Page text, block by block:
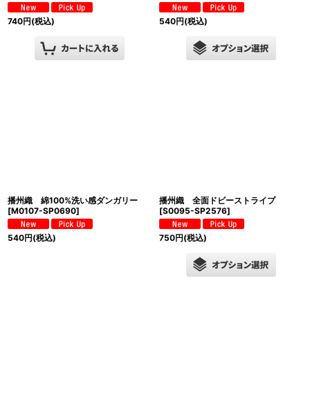
740円(税込) 540円(税込)
播州織 綿100%洗い感ダンガリー
[M0107-SP0690]
540円(税込)
播州織 全面ドビーストライプ
[S0095-SP2576]
750円(税込)